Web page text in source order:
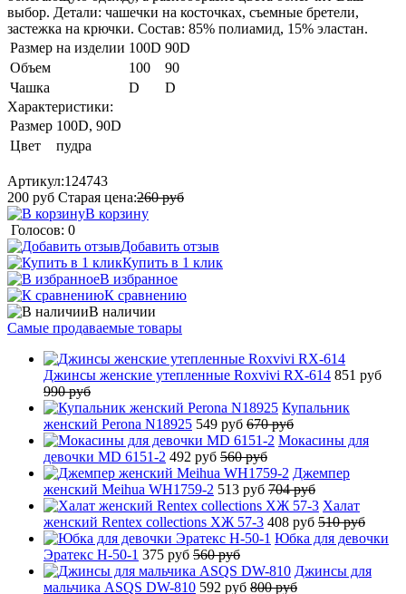
выбор. Детали: чашечки на косточках, съемные бретели,
застежка на крючки. Состав: 85% полиамид, 15% эластан.
Размер на изделии 100D 90D
Объем
100
90
Чашка
D
D
Характеристики:
Размер 100D, 90D
Цвет
пудра
Артикул:124743
200 руб Старая цена:260руб
В корзину
Голосов: 0
Добавить отзыв
Купить в 1 клик
В избранное
К сравнению
В наличии
Самые продаваемые товары
Джинсы женские утепленные Roxvivi RX-614 851 руб
990 руб
Купальник
женский Perona N18925 549 руб 670 руб
Мокасины для
девочки MD 6151-2 492 руб 560 руб
Джемпер
женский Meihua WH1759-2 513 руб 704 руб
Халат
женский Rentex collections ХЖ 57-3 408 руб 510 руб
Юбка для девочки
Эратекс H-50-1 375 руб 560 руб
Джинсы для
мальчика ASQS DW-810 592 руб 800 руб